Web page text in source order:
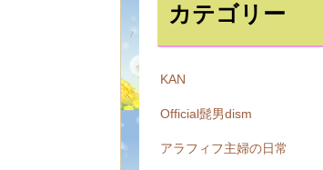
カテゴリー
KAN
Official髭男dism
アラフィフ主婦の日常